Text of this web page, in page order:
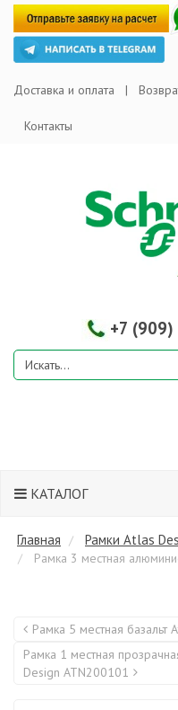
Доставка и оплата
Контакты
+7
КАТАЛОГ
Главная Рамки Atlas
Рамка 3 местная
Рамка 5 местная базальт
Рамка 1 местная
Design ATN200101